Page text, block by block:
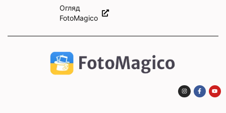
Огляд
FotoMagico